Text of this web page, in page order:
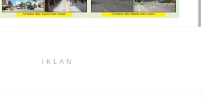
IKLAN